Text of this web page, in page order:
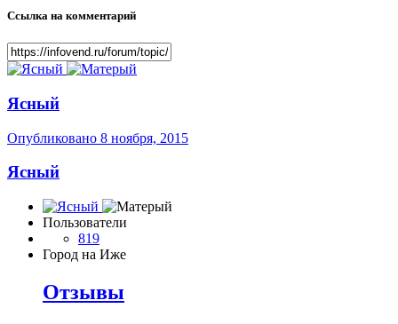
Ссылка на комментарий
Ясный
Опубликовано 8 ноября, 2015
Ясный
Пользователи
819
Город на Иже
Отзывы